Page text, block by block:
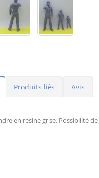
Produits liés Avis
en résine grise. Possibilité